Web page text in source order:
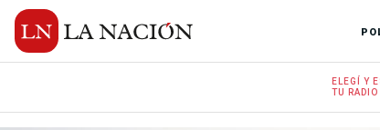
ELEGÍ Y
TU RADIO